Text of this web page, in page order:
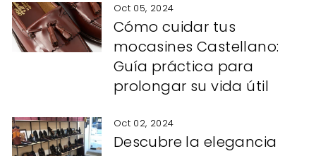
Oct 05, 2024
Cómo cuidar tus
mocasines Castellano:
Guía práctica para
prolongar su vida útil
Oct 02, 2024
Descubre la elegancia